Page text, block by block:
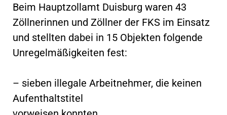
Beim Hauptzollamt Duisburg waren 43
Zöllnerinnen und Zöllner der FKS im Einsatz
und stellten dabei in 15 Objekten folgende
Unregelmäßigkeiten fest:
– sieben illegale Arbeitnehmer, die keinen
Aufenthaltstitel